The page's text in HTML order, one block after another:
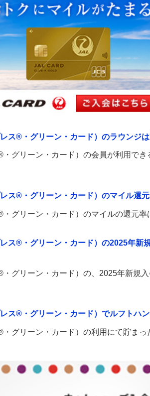
ス®・グリーン・カード）のラウンジ
グリーン・カード）の会員が利用でき
ス®・グリーン・カード）のマイル還
グリーン・カード）のマイルの還元率
ス®・グリーン・カード）の2025年新
グリーン・カード）の、2025年新規
ス®・グリーン・カード）でルフトハ
グリーン・カード）の利用にて貯ま